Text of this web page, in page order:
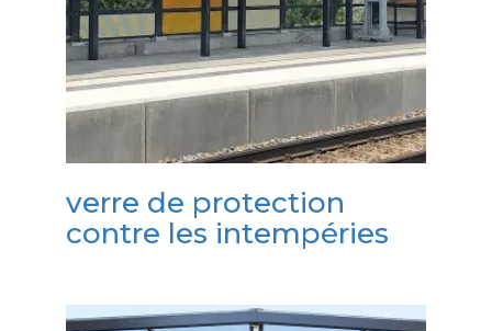
verre de protection
contre les intempéries